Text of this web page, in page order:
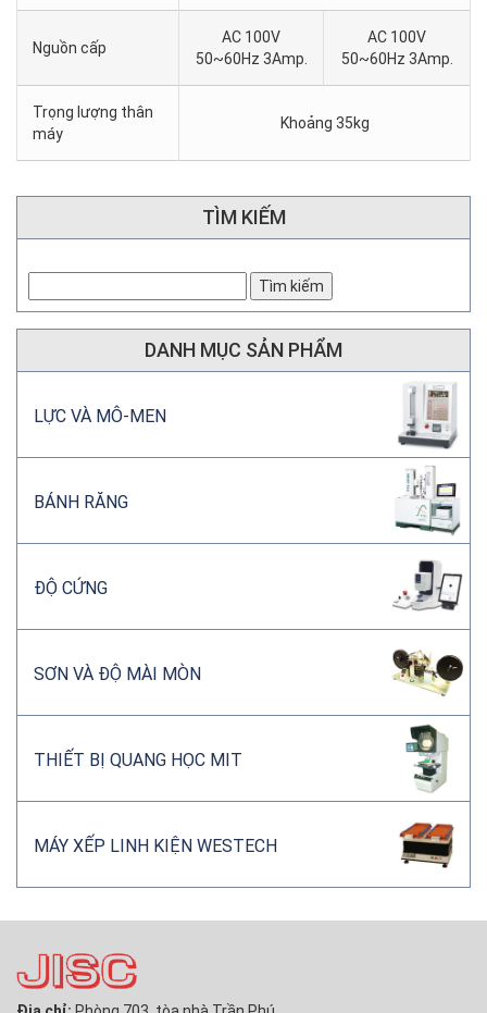
Nguồn cấp
AC 100V
50~60Hz 3Amp.
AC 100V
50~60Hz 3Amp.
Trọng lượng thân
máy
Khoảng 35kg
TÌM KIẾM
DANH MỤC SẢN PHẨM
LỰC VÀ MÔ-MEN
BÁNH RĂNG
ĐỘ CỨNG
SƠN VÀ ĐỘ MÀI MÒN
THIẾT BỊ QUANG HỌC MIT
MÁY XẾP LINH KIỆN WESTECH